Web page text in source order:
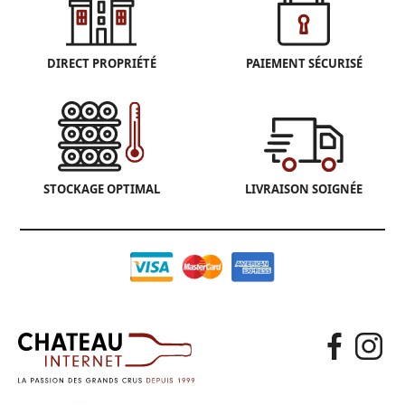
DIRECT PROPRIÉTÉ PAIEMENT SÉCURISÉ
STOCKAGE OPTIMAL LIVRAISON SOIGNÉE